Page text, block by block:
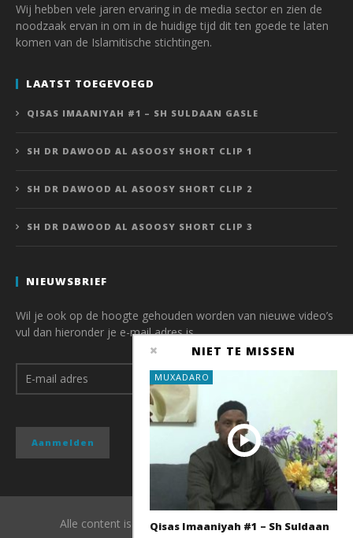
Wij hebben vele jaren ervaring in de media sector en zien de
noodzaak ervan in om in de huidige tijd dit ten goede te laten
komen van de Islamitische stichtingen.
LAATST TOEGEVOEGD
QISAS IMAANIYAH #1 – SH SULDAAN GASLE
SH DR DAWOOD AL ASOOSY SHORT CLIP 1
SH DR DAWOOD AL ASOOSY SHORT CLIP 2
SH DR DAWOOD AL ASOOSY SHORT CLIP 3
NIEUWSBRIEF
Wil je ook op de hoogte gehouden worden van nieuwe video’s
vul dan hieronder je e-mail adres is.
NIET TE MISSEN
MUXADARO
Qisas Imaaniyah #1 – Sh Suldaan
Alle content is copyright van QubaMedia 2017